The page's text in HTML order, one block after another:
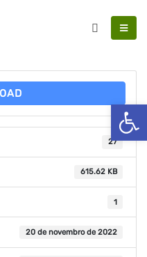
27
615.62 KB
1
20 de novembro de 2022